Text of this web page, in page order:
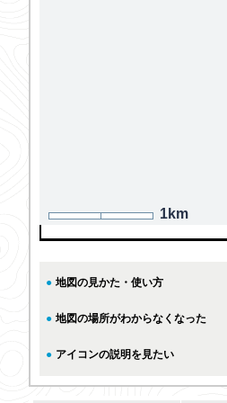
1km
● 地図の見かた・使い方
● 地図の場所がわからなくなった
● アイコンの説明を見たい